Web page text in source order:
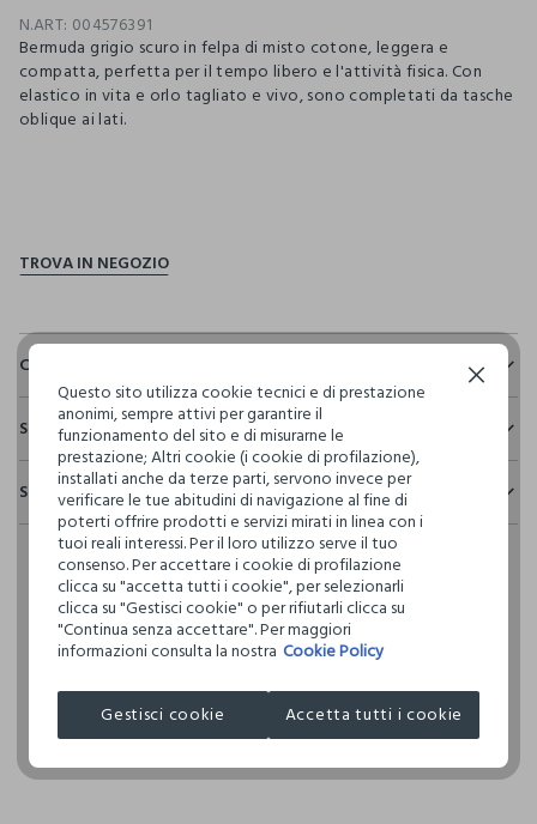
N.ART: 004576391
Bermuda grigio scuro in felpa di misto cotone, leggera e
compatta, perfetta per il tempo libero e l'attività fisica. Con
elastico in vita e orlo tagliato e vivo, sono completati da tasche
oblique ai lati.
Composizione e cura
Composizione:
55% COTONE,45% POLIESTERE
NON CANDEGGIARE
TEMPERATURA MASSIMA 30°C - PROCEDURA NORMALE
NON LAVARE A SECCO
ASCIUGATURA A TAMBURO AMMESSA TEMPERATURA
RIDOTTA
TEMPERATURA MASSIMA DELLA PIASTRA DEL FERRO
Sostenibilità e trasparenza
Sicurezza
Il 100% dei nostri articoli viene sottoposto a test chimico-
fisici, per verificarne il rispetto dei limiti che abbiamo
definito per l’uso di sostanze chimiche, talvolta anche più
restrittivi rispetto a quelli previsti dalla normativa
internazionale.
Clicca qui per vedere i dettagli
I nostri fornitori
LIBERTY KNITWEAR LTD.
Spedizione e resi
Hai fino a 30 giorni dalla consegna del tuo ordine online per
cambiare idea e restituire i prodotti che hai acquistato.
Questo sito utilizza cookie tecnici e di prestazione
anonimi, sempre attivi per garantire il
funzionamento del sito e di misurarne le
prestazione; Altri cookie (i cookie di profilazione),
installati anche da terze parti, servono invece per
verificare le tue abitudini di navigazione al fine di
poterti offrire prodotti e servizi mirati in linea con i
tuoi reali interessi. Per il loro utilizzo serve il tuo
consenso. Per accettare i cookie di profilazione
clicca su "accetta tutti i cookie", per selezionarli
clicca su "Gestisci cookie" o per rifiutarli clicca su
"Continua senza accettare". Per maggiori
informazioni consulta la nostra Cookie Policy
Gestisci cookie Accetta tutti i cookie
Continua senza accettare